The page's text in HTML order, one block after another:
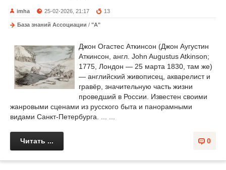
imha 25-02-2026, 21:17 13
База знаний Ассоциации / "А"
Джон Огастес Аткинсон (Джон Аугустин
Аткинсон, англ. John Augustus Atkinson;
1775, Лондон — 25 марта 1830, там же)
— английский живописец, акварелист и
гравёр, значительную часть жизни
проведший в России. Известен своими
жанровыми сценами из русского быта и панорамными
видами Санкт-Петербурга. ... ...
0
Читать ...